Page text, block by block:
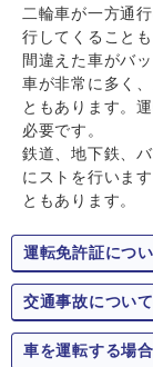
二輪車が一方通
行してくること
間違えた車がバ
車が非常に多く
ともあります。
必要です。
鉄道、地下鉄、
にストを行いま
ともあります。
運転免許証につ
交通事故について
車を運転する場